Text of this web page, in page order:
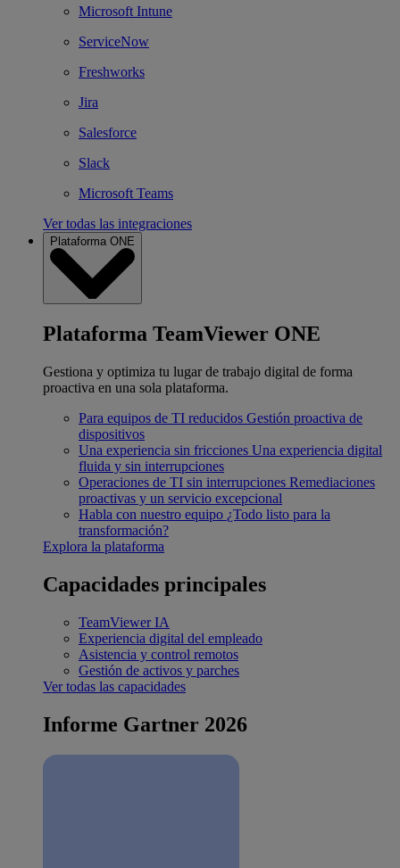
Microsoft Intune
ServiceNow
Freshworks
Jira
Salesforce
Slack
Microsoft Teams
Ver todas las integraciones
Plataforma ONE
Plataforma TeamViewer ONE
Gestiona y optimiza tu lugar de trabajo digital de forma
proactiva en una sola plataforma.
Para equipos de TI reducidos Gestión proactiva de
dispositivos
Una experiencia sin fricciones Una experiencia digital
fluida y sin interrupciones
Operaciones de TI sin interrupciones Remediaciones
proactivas y un servicio excepcional
Habla con nuestro equipo ¿Todo listo para la
transformación?
Explora la plataforma
Capacidades principales
TeamViewer IA
Experiencia digital del empleado
Asistencia y control remotos
Gestión de activos y parches
Ver todas las capacidades
Informe Gartner 2026